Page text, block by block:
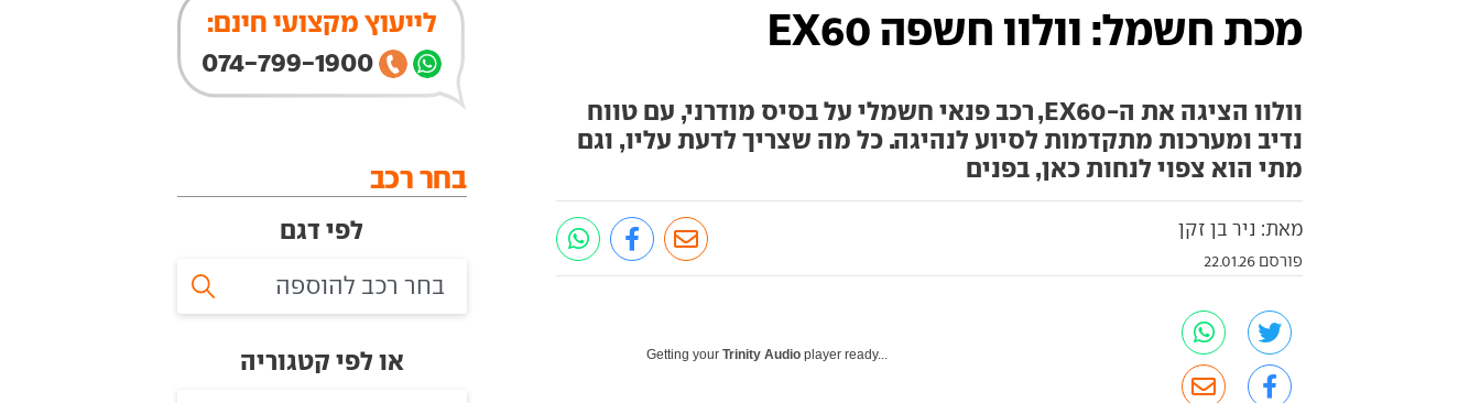
מכת חשמל: וולוו חשפה EX60
וולוו הציגה את ה-EX60, רכב פנאי חשמלי על בסיס מודרני, עם טווח
נדיב ומערכות מתקדמות לסיוע לנהיגה. כל מה שצריך לדעת עליו, וגם
מתי הוא צפוי לנחות כאן, בפנים
מאת: ניר בן זקן
פורסם 22.01.26
Getting yourTrinity Audio player ready...
לייעוץ מקצועי חינם:
074-799-1900
בחר רכב
לפי דגם
או לפי קטגוריה